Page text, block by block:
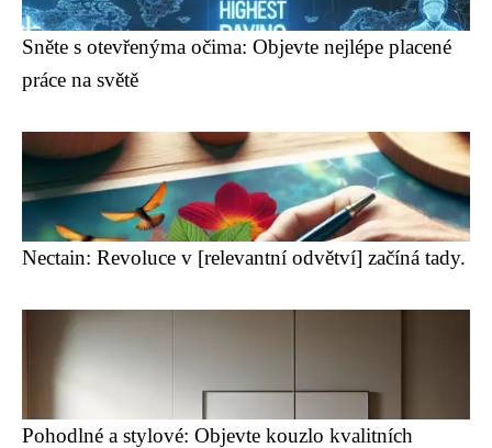
Sněte s otevřenýma očima: Objevte nejlépe placené
práce na světě
Nectain: Revoluce v [relevantní odvětví] začíná tady.
Pohodlné a stylové: Objevte kouzlo kvalitních